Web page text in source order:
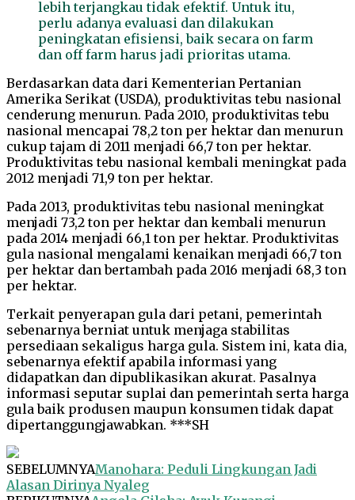
lebih terjangkau tidak efektif. Untuk itu,
perlu adanya evaluasi dan dilakukan
peningkatan efisiensi, baik secara on farm
dan off farm harus jadi prioritas utama.
Berdasarkan data dari Kementerian Pertanian
Amerika Serikat (USDA), produktivitas tebu nasional
cenderung menurun. Pada 2010, produktivitas tebu
nasional mencapai 78,2 ton per hektar dan menurun
cukup tajam di 2011 menjadi 66,7 ton per hektar.
Produktivitas tebu nasional kembali meningkat pada
2012 menjadi 71,9 ton per hektar.
Pada 2013, produktivitas tebu nasional meningkat
menjadi 73,2 ton per hektar dan kembali menurun
pada 2014 menjadi 66,1 ton per hektar. Produktivitas
gula nasional mengalami kenaikan menjadi 66,7 ton
per hektar dan bertambah pada 2016 menjadi 68,3 ton
per hektar.
Terkait penyerapan gula dari petani, pemerintah
sebenarnya berniat untuk menjaga stabilitas
persediaan sekaligus harga gula. Sistem ini, kata dia,
sebenarnya efektif apabila informasi yang
didapatkan dan dipublikasikan akurat. Pasalnya
informasi seputar suplai dan pemerintah serta harga
gula baik produsen maupun konsumen tidak dapat
dipertanggungjawabkan. ***SH
SEBELUMNYAManohara: Peduli Lingkungan Jadi
Alasan Dirinya Nyaleg